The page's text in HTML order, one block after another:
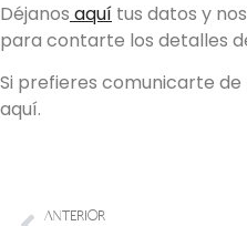
Déjanos aquí tus datos y
para contarte los detalles
Si prefieres comunicarte
aquí.
ANTERIOR